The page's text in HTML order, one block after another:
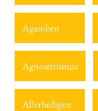
Agamben
Agnostizismus
Allerheiligen